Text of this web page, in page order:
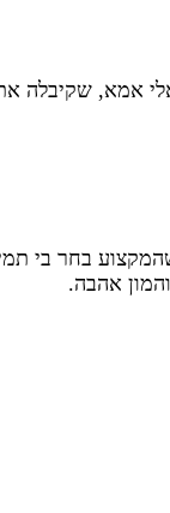
אמא, שקיבלה
בחר בי
אהבה.